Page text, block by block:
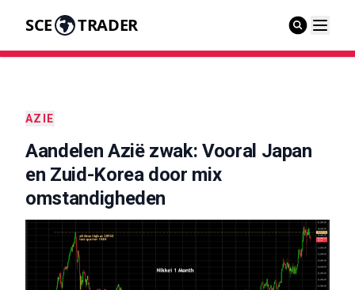
SCE TRADER
AZIE
Aandelen Azië zwak: Vooral Japan
en Zuid-Korea door mix
omstandigheden